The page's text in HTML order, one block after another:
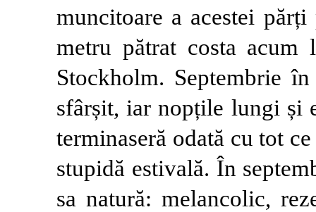
muncitoare a acestei
metru pătrat costa
Stockholm. Septembrie
sfârșit, iar nopțile lungi și
terminaseră odată cu tot
stupidă estivală. În
sa natură: melancolic,